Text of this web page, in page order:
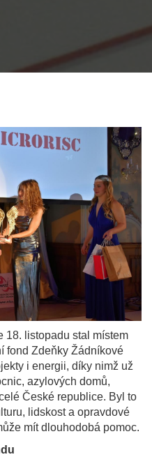
18. listopadu stal místem
fond Zdeňky Žádníkové
i energii, díky nimž už
azylových domů,
České republice. Byl to
lidskost a opravdové
mít dlouhodobá pomoc.